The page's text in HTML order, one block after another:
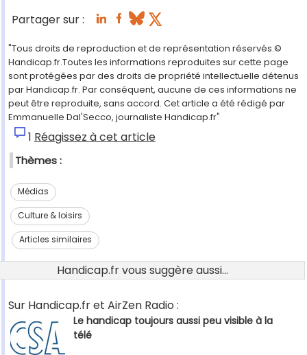
Partager sur :
"Tous droits de reproduction et de représentation réservés.©
Handicap.fr.Toutes les informations reproduites sur cette page
sont protégées par des droits de propriété intellectuelle détenus
par Handicap.fr. Par conséquent, aucune de ces informations ne
peut être reproduite, sans accord. Cet article a été rédigé par
Emmanuelle Dal'Secco, journaliste Handicap.fr"
1 Réagissez à cet article
Thèmes :
Médias
Culture & loisirs
Articles similaires
Handicap.fr vous suggère aussi...
Sur Handicap.fr et AirZen Radio :
Le handicap toujours aussi peu visible à la
télé